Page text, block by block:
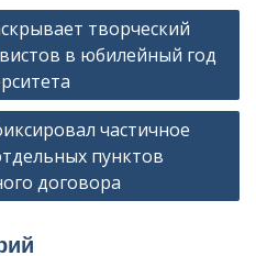
творческий
в юбилейный год
частичное
пунктов
договора